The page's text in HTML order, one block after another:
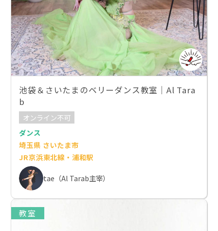
池袋＆さいたまのベリーダンス教室｜Al Tara
b
オンライン不可
ダンス
埼玉県 さいたま市
JR京浜東北線・浦和駅
tae（Al Tarab主宰）
教室